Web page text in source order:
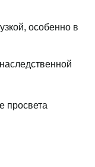
особенно в
просвета